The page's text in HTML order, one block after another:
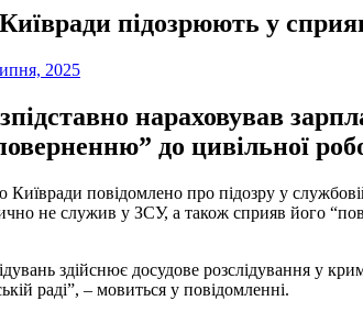
підозрюють у
2025
нараховував
до цивільної
повідомлено про підозру у
не служив у ЗСУ, а також сприяв його
здійснює досудове розслідування у
раді”, – мовиться у повідомленні.